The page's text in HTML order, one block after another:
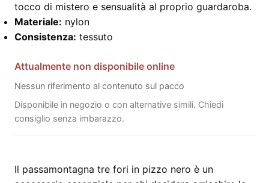
tocco di mistero e sensualità al proprio guardaroba.
Materiale: nylon
Consistenza: tessuto
Attualmente non disponibile online
Nessun riferimento al contenuto sul pacco
Disponibile in negozio o con alternative simili. Chiedi
consiglio senza imbarazzo.
Il passamontagna tre fori in pizzo nero è un